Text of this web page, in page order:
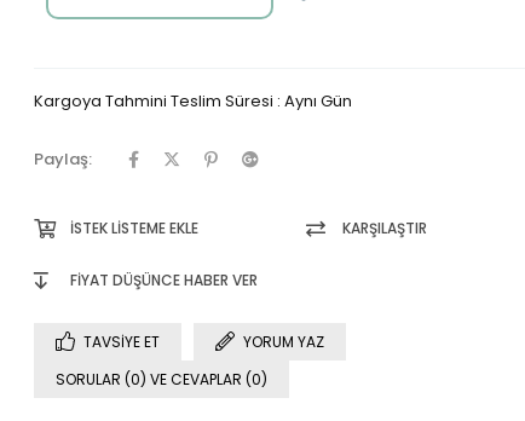
Kargoya Tahmini Teslim Süresi : Aynı Gün
Paylaş:
İSTEK LISTEME EKLE KARŞILAŞTIR
FIYAT DÜŞÜNCE HABER VER
TAVSIYE ET
YORUM YAZ
SORULAR (0) VE CEVAPLAR (0)